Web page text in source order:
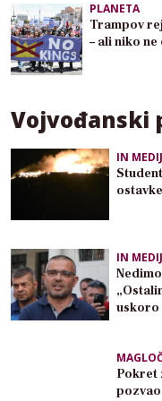
PLANETA
Trampov
– ali niko
Vojvođanski
IN
IN
Pokret